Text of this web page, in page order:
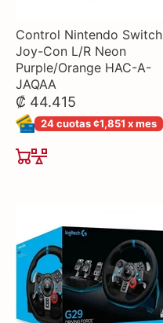
Control Nintendo Switch
Joy-Con L/R Neon
Purple/Orange HAC-A-
JAQAA
₡ 44.415
24 cuotas ¢1,851 x mes